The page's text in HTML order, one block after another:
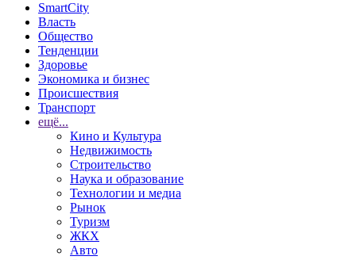
SmartCity
Власть
Общество
Тенденции
Здоровье
Экономика и бизнес
Происшествия
Транспорт
ещё...
Кино и Культура
Недвижимость
Строительство
Наука и образование
Технологии и медиа
Рынок
Туризм
ЖКХ
Авто